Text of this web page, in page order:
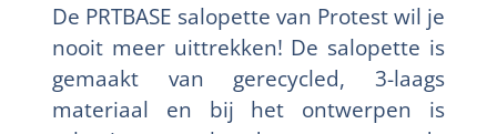
De PRTBASE salopette van Protest wil je
nooit meer uittrekken! De salopette is
gemaakt van gerecycled, 3-laags
materiaal en bij het ontwerpen is